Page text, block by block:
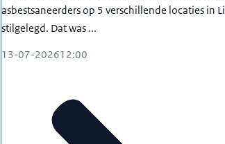
asbestsaneerders op 5 verschillende locaties in
stilgelegd. Dat was ...
13-07-202612:00